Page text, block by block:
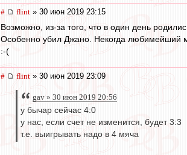
# flint » 30 июн 2019 23:15
Возможно, из-за того, что в один день
Особенно убил Джано. Некогда любимейший
:-(
# flint » 30 июн 2019 23:09
gav » 30 июн 2019 20:56
у бычар сейчас 4:0
у нас, если счет не изменится, будет 3:3
т.е. выигрывать надо в 4 мяча